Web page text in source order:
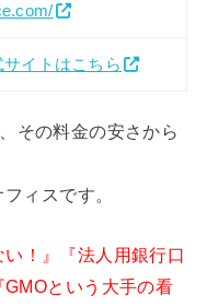
サイトはこちら
、その料金の安さから
ィスです。
い！』『法人用銀行口
という大手の看